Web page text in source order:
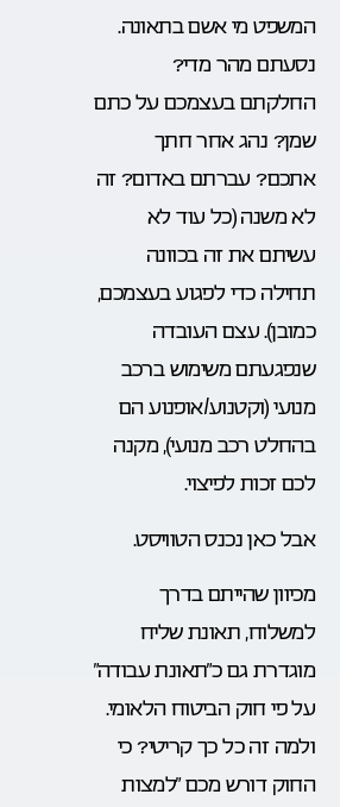
המשפט מי אשם בתאונה.
נסעתם מהר מדי?
החלקתם בעצמכם על כתם
שמן? נהג אחר חתך
אתכם? עברתם באדום? זה
לא משנה (כל עוד לא
עשיתם את זה בכוונה
תחילה כדי לפגוע בעצמכם,
כמובן). עצם העובדה
שנפגעתם משימוש ברכב
מנועי (וקטנוע/אופנוע הם
בהחלט רכב מנועי), מקנה
לכם זכות לפיצוי.
אבל כאן נכנס הטוויסט.
מכיוון שהייתם בדרך
למשלוח, תאונת שליח
מוגדרת גם כ”תאונת עבודה”
על פי חוק הביטוח הלאומי.
ולמה זה כל כך קריטי? כי
החוק דורש מכם “למצות